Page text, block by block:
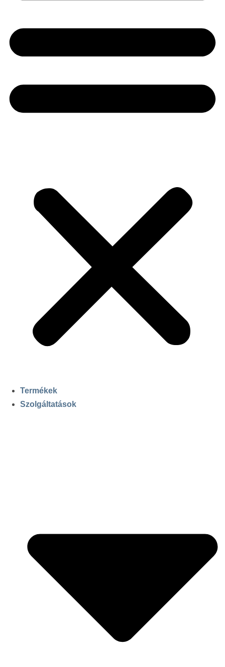
Termékek
Szolgáltatások